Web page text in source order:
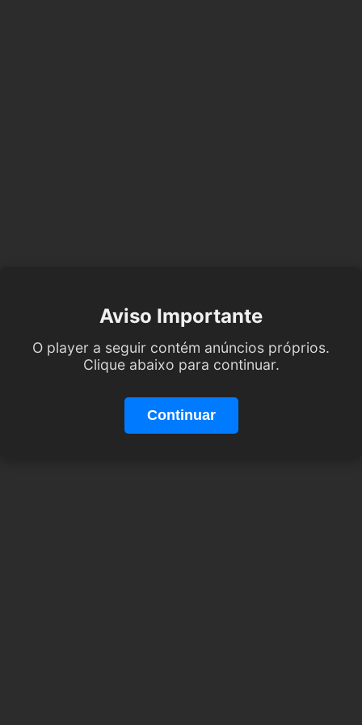
Aviso Importante
O player a seguir contém anúncios próprios.
Clique abaixo para continuar.
Continuar